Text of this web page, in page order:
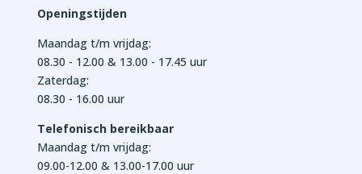
Openingstijden
Maandag t/m vrijdag:
08.30 - 12.00 & 13.00 - 17.45 uur
Zaterdag:
08.30 - 16.00 uur
Telefonisch bereikbaar
Maandag t/m vrijdag:
09.00-12.00 & 13.00-17.00 uur